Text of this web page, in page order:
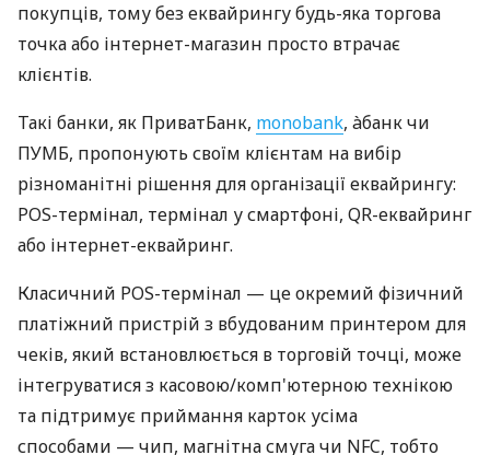
покупців, тому без еквайрингу будь-яка торгова
точка або інтернет-магазин просто втрачає
клієнтів.
Такі банки, як ПриватБанк, monobank, àбанк чи
ПУМБ, пропонують своїм клієнтам на вибір
різноманітні рішення для організації еквайрингу:
POS-термінал, термінал у смартфоні, QR-еквайринг
або інтернет-еквайринг.
Класичний POS-термінал — це окремий фізичний
платіжний пристрій з вбудованим принтером для
чеків, який встановлюється в торговій точці, може
інтегруватися з касовою/комп'ютерною технікою
та підтримує приймання карток усіма
способами — чип, магнітна смуга чи NFC, тобто